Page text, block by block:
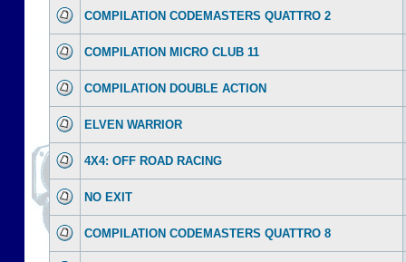
COMPILATION CODEMASTERS QUATTRO 2
COMPILATION MICRO CLUB 11
COMPILATION DOUBLE ACTION
ELVEN WARRIOR
4X4: OFF ROAD RACING
NO EXIT
COMPILATION CODEMASTERS QUATTRO 8